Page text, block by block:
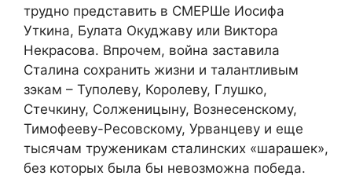
трудно представить в СМЕРШе Иосифа
Уткина, Булата Окуджаву или Виктора
Некрасова. Впрочем, война заставила
Сталина сохранить жизни и талантливым
зэкам – Туполеву, Королеву, Глушко,
Стечкину, Солженицыну, Вознесенскому,
Тимофееву-Ресовскому, Урванцеву и еще
тысячам труженикам сталинских «шарашек»,
без которых была бы невозможна победа.